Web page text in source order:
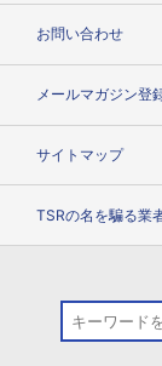
お問い合わせ
メールマガジン登
サイトマップ
TSRの名を騙る業